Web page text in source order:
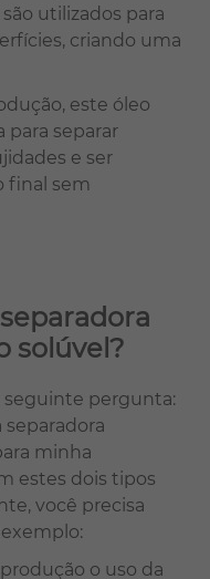
utilizados para
criando uma
este óleo
para separar
e ser
final sem
solúvel?
seguinte pergunta:
minha
estes dois tipos
você precisa
o uso da